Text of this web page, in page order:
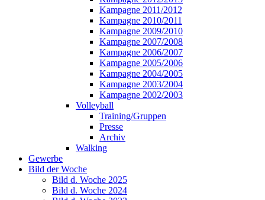
Kampagne 2011/2012
Kampagne 2010/2011
Kampagne 2009/2010
Kampagne 2007/2008
Kampagne 2006/2007
Kampagne 2005/2006
Kampagne 2004/2005
Kampagne 2003/2004
Kampagne 2002/2003
Volleyball
Training/Gruppen
Presse
Archiv
Walking
Gewerbe
Bild der Woche
Bild d. Woche 2025
Bild d. Woche 2024